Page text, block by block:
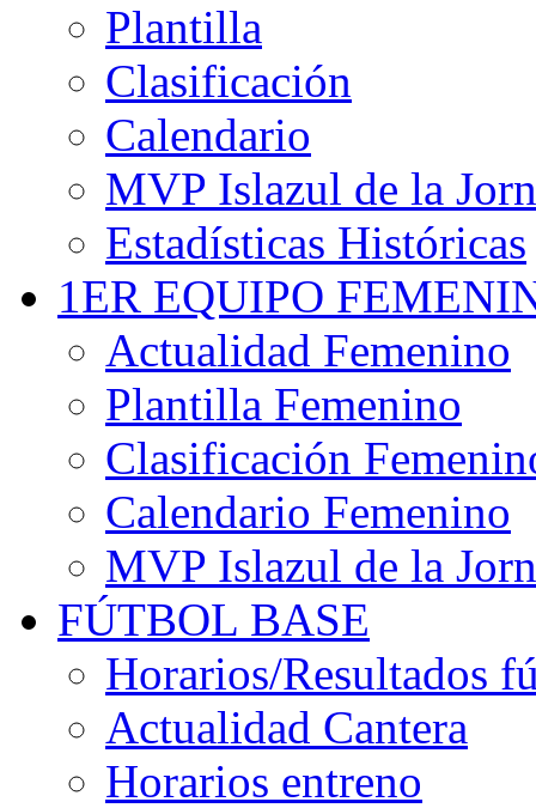
Plantilla
Clasificación
Calendario
MVP Islazul de la
Estadísticas Históricas
1ER EQUIPO
Actualidad Femenino
Plantilla Femenino
Clasificación
Calendario Femenino
MVP Islazul de la
FÚTBOL BASE
Horarios/Resultados
Actualidad Cantera
Horarios entreno